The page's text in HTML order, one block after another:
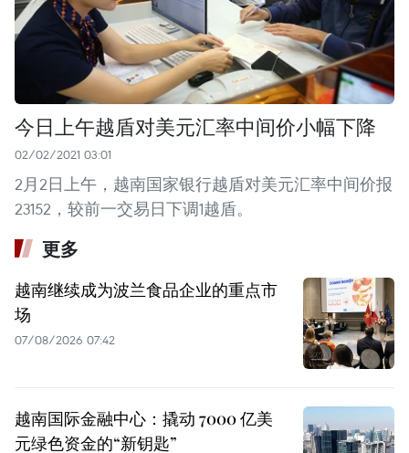
今日上午越盾对美元汇率中间价小幅下降
02/02/2021 03:01
2月2日上午，越南国家银行越盾对美元汇率中间价报
23152，较前一交易日下调1越盾。
更多
越南继续成为波兰食品企业的重点市
场
07/08/2026 07:42
越南国际金融中心：撬动 7000 亿美
元绿色资金的“新钥匙”